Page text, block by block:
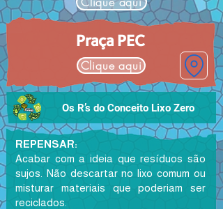
Praça PEC
Clique aqui
Os R’s do Conceito Lixo Zero
REPENSAR:
​Acabar com a ideia que resíduos são
sujos. Não descartar no lixo comum ou
misturar materiais que poderiam ser
reciclados.